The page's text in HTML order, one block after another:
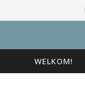
WELKOM!